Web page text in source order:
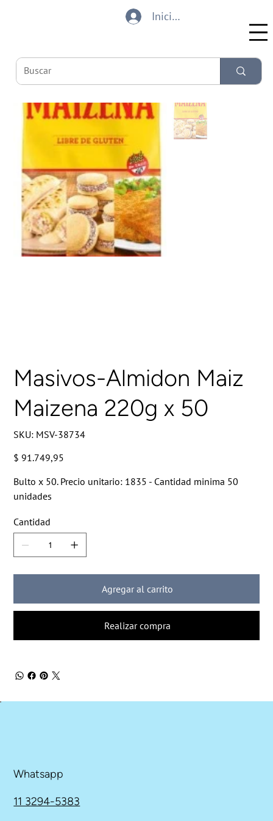
Iniciar sesión
Masivos-Almidon Maiz
Maizena 220g x 50
SKU: SKU
MSV-
MSV-38734
Precio
$ 91.749,95
Bulto x 50. Precio unitario: 1835 - Cantidad minima 50
unidades
Cantidad
Agregar al carrito
Realizar compra
Whatsapp
11 3294-5383